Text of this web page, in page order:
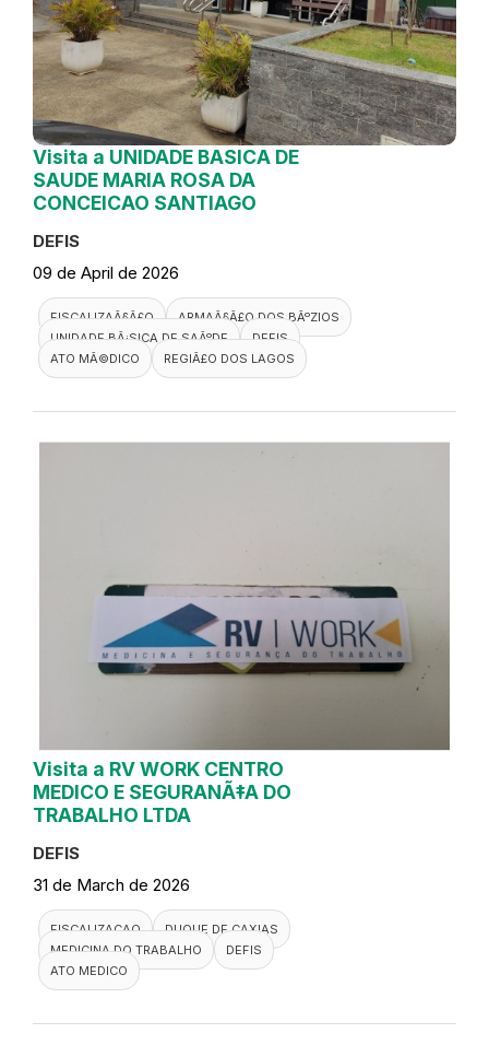
Visita a UNIDADE BASICA DE
SAUDE MARIA ROSA DA
CONCEICAO SANTIAGO
DEFIS
09 de April de 2026
FISCALIZAÃ§Ã£O
ARMAÃ§Ã£O DOS BÃºZIOS
UNIDADE BÃ¡SICA DE SAÃºDE
DEFIS
ATO MÃ©DICO
REGIÃ£O DOS LAGOS
Visita a RV WORK CENTRO
MEDICO E SEGURANÃ‡A DO
TRABALHO LTDA
DEFIS
31 de March de 2026
FISCALIZACAO
DUQUE DE CAXIAS
MEDICINA DO TRABALHO
DEFIS
ATO MEDICO